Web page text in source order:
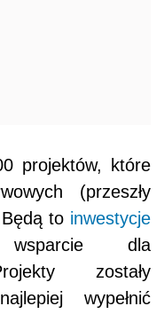
projektów, które
(przeszły
to inwestycje
dla
zostały
wypełnić